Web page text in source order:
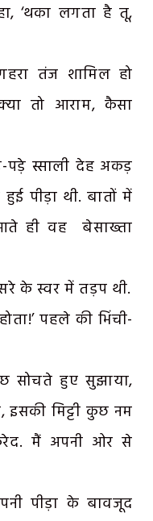
‘थका लगता है तू,
तंज शामिल हो
तो आराम, कैसा
पड़े स्साली देह अकड़
पीड़ा थी. बातों में
ही वह बेसाख्ता
के स्वर में तड़प थी.
पहले की भिंची-
सोचते हुए सुझाया,
इसकी मिट्टी कुछ नम
मैं अपनी ओर से
पीड़ा के बावजूद